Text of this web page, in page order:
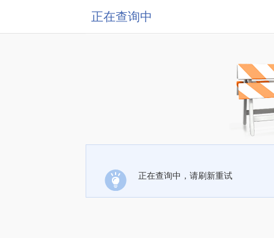
正在查询中
正在查询中，请刷新重试